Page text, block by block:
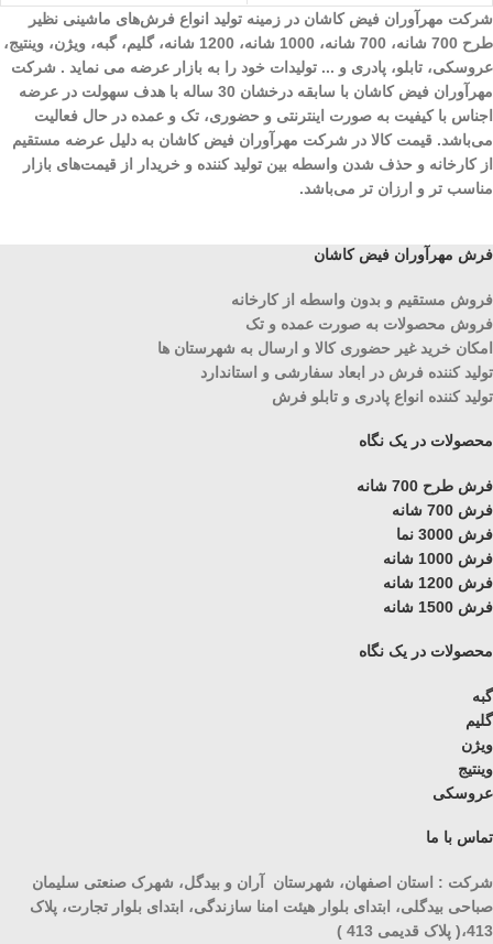
شرکت مهرآوران فیض کاشان در زمینه تولید انواع فرش‌های ماشینی نظیر
طرح 700 شانه، 700 شانه، 1000 شانه، 1200 شانه، گلیم، گبه، ویژن، وینتیج،
عروسکی، تابلو، پادری و ... تولیدات خود را به بازار عرضه می نماید . شرکت
مهرآوران فیض کاشان با سابقه درخشان 30 ساله با هدف سهولت در عرضه
اجناس با کیفیت به صورت اینترنتی و حضوری، تک و عمده در حال فعالیت
می‌باشد. قیمت کالا در شرکت مهرآوران فیض کاشان به دلیل عرضه مستقیم
از کارخانه و حذف شدن واسطه بین تولید کننده و خریدار از قیمت‌های بازار
مناسب تر و ارزان تر می‌باشد.
فرش مهرآوران فیض کاشان
فروش مستقیم و بدون واسطه از کارخانه
فروش محصولات به صورت عمده و تک
امکان خرید غیر حضوری کالا و ارسال به شهرستان ها
تولید کننده فرش در ابعاد سفارشی و استاندارد
تولید کننده انواع پادری و تابلو فرش
محصولات در یک نگاه
فرش طرح 700 شانه
فرش 700 شانه
فرش 3000 نما
فرش 1000 شانه
فرش 1200 شانه
فرش 1500 شانه
محصولات در یک نگاه
گبه
گلیم
ویژن
وینتیج
عروسکی
تماس با ما
شرکت : استان اصفهان، شهرستان آران و بیدگل، شهرک صنعتی سلیمان
صباحی بیدگلی، ابتدای بلوار هیئت امنا سازندگی، ابتدای بلوار تجارت، پلاک
413،( پلاک قدیمی 413 )